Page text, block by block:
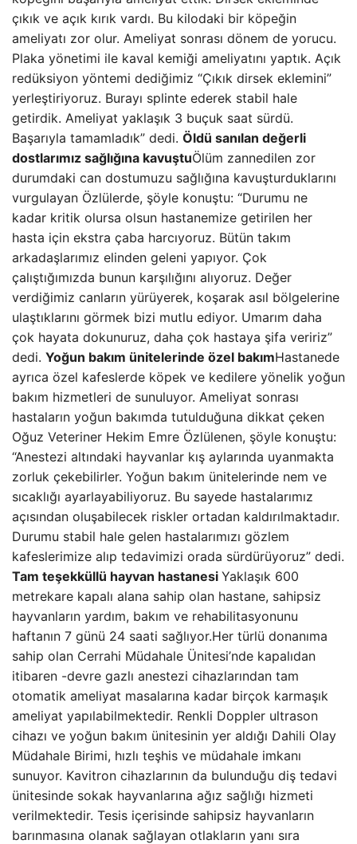
çıkık ve açık kırık vardı. Bu kilodaki bir köpeğin
ameliyatı zor olur. Ameliyat sonrası dönem de yorucu.
Plaka yönetimi ile kaval kemiği ameliyatını yaptık. Açık
redüksiyon yöntemi dediğimiz “Çıkık dirsek eklemini”
yerleştiriyoruz. Burayı splinte ederek stabil hale
getirdik. Ameliyat yaklaşık 3 buçuk saat sürdü.
Başarıyla tamamladık” dedi. Öldü sanılan değerli
dostlarımız sağlığına kavuştuÖlüm zannedilen zor
durumdaki can dostumuzu sağlığına kavuşturduklarını
vurgulayan Özlülerde, şöyle konuştu: “Durumu ne
kadar kritik olursa olsun hastanemize getirilen her
hasta için ekstra çaba harcıyoruz. Bütün takım
arkadaşlarımız elinden geleni yapıyor. Çok
çalıştığımızda bunun karşılığını alıyoruz. Değer
verdiğimiz canların yürüyerek, koşarak asıl bölgelerine
ulaştıklarını görmek bizi mutlu ediyor. Umarım daha
çok hayata dokunuruz, daha çok hastaya şifa veririz”
dedi. Yoğun bakım ünitelerinde özel bakımHastanede
ayrıca özel kafeslerde köpek ve kedilere yönelik yoğun
bakım hizmetleri de sunuluyor. Ameliyat sonrası
hastaların yoğun bakımda tutulduğuna dikkat çeken
Oğuz Veteriner Hekim Emre Özlülenen, şöyle konuştu:
“Anestezi altındaki hayvanlar kış aylarında uyanmakta
zorluk çekebilirler. Yoğun bakım ünitelerinde nem ve
sıcaklığı ayarlayabiliyoruz. Bu sayede hastalarımız
açısından oluşabilecek riskler ortadan kaldırılmaktadır.
Durumu stabil hale gelen hastalarımızı gözlem
kafeslerimize alıp tedavimizi orada sürdürüyoruz” dedi.
Tam teşekküllü hayvan hastanesi Yaklaşık 600
metrekare kapalı alana sahip olan hastane, sahipsiz
hayvanların yardım, bakım ve rehabilitasyonunu
haftanın 7 günü 24 saati sağlıyor.Her türlü donanıma
sahip olan Cerrahi Müdahale Ünitesi’nde kapalıdan
itibaren -devre gazlı anestezi cihazlarından tam
otomatik ameliyat masalarına kadar birçok karmaşık
ameliyat yapılabilmektedir. Renkli Doppler ultrason
cihazı ve yoğun bakım ünitesinin yer aldığı Dahili Olay
Müdahale Birimi, hızlı teşhis ve müdahale imkanı
sunuyor. Kavitron cihazlarının da bulunduğu diş tedavi
ünitesinde sokak hayvanlarına ağız sağlığı hizmeti
verilmektedir. Tesis içerisinde sahipsiz hayvanların
barınmasına olanak sağlayan otlakların yanı sıra